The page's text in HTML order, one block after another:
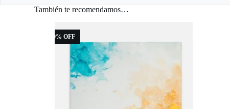
También te recomendamos…
20% OFF